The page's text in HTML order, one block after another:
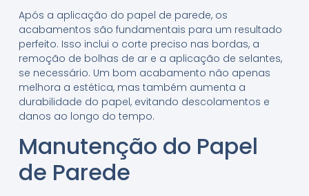
Após a aplicação do papel de parede, os
acabamentos são fundamentais para um resultado
perfeito. Isso inclui o corte preciso nas bordas, a
remoção de bolhas de ar e a aplicação de selantes,
se necessário. Um bom acabamento não apenas
melhora a estética, mas também aumenta a
durabilidade do papel, evitando descolamentos e
danos ao longo do tempo.
Manutenção do Papel
de Parede